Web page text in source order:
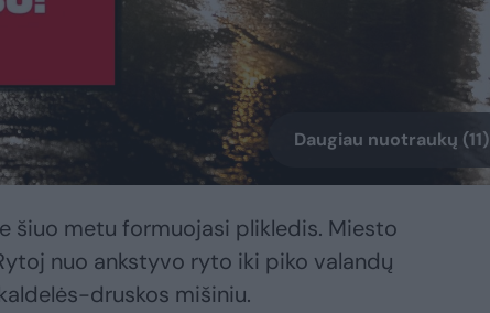
Daugiau nuotraukų (11)
šiuo metu formuojasi plikledis. Miesto
nuo ankstyvo ryto iki piko valandų
druskos mišiniu.